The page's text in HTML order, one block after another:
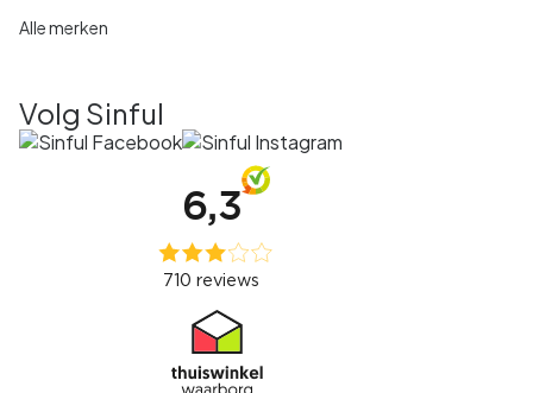
Alle merken
Volg Sinful